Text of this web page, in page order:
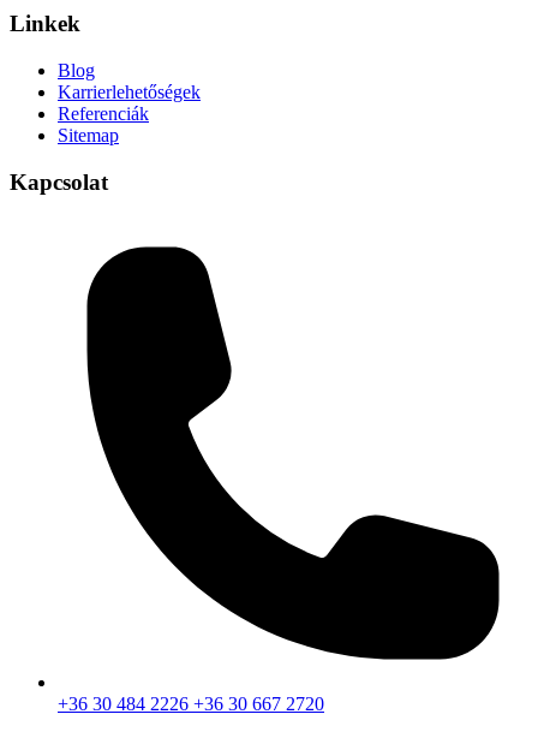
Linkek
Blog
Karrierlehetőségek
Referenciák
Sitemap
Kapcsolat
+36 30 484 2226 +36 30 667 2720